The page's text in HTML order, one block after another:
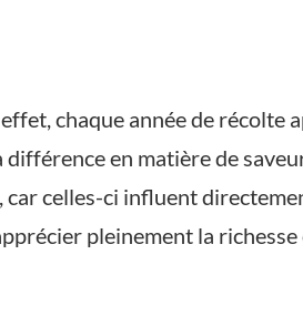
chaque année de récolte
en matière de
car celles-ci influent
pleinement la richesse